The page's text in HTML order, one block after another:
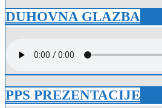
DUHOVNA GLAZBA
PPS PREZENTACIJE